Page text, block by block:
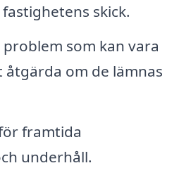
skick.
som kan vara
åtgärda om de lämnas
framtida
underhåll.